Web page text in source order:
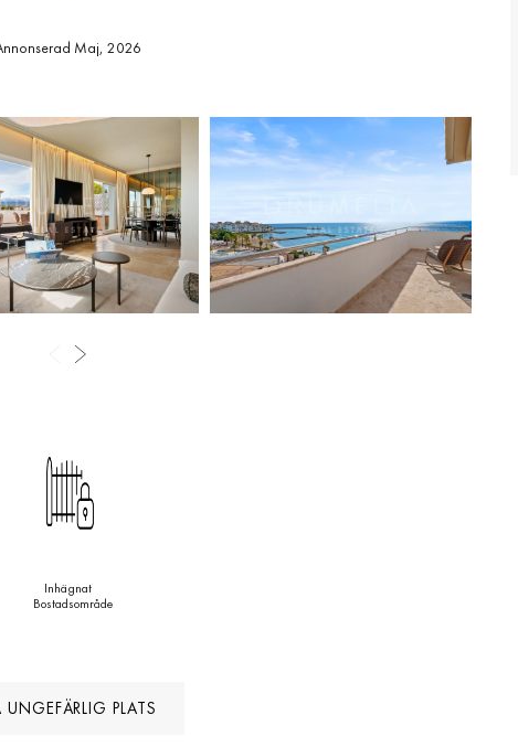
genom hela interiören. Denna lägenhet erbjuder en praktisk
Maj, 2026
Inhägnat
Bostadsområde
UNGEFÄRLIG PLATS